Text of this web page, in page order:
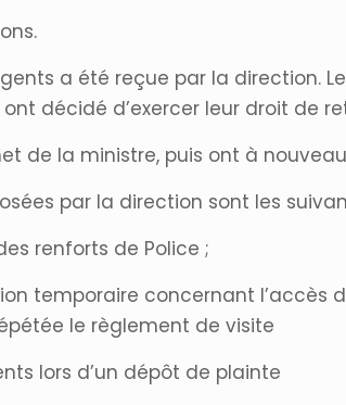
a été reçue par la direction.
décidé d’exercer leur droit de
de la ministre, puis ont à
par la direction sont les
renforts de Police ;
temporaire concernant
le règlement de visite
lors d’un dépôt de plainte